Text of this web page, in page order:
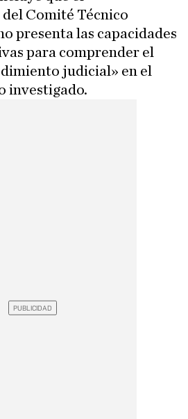
Comité Técnico
presenta las capacidades
para comprender el
judicial» en el
investigado.